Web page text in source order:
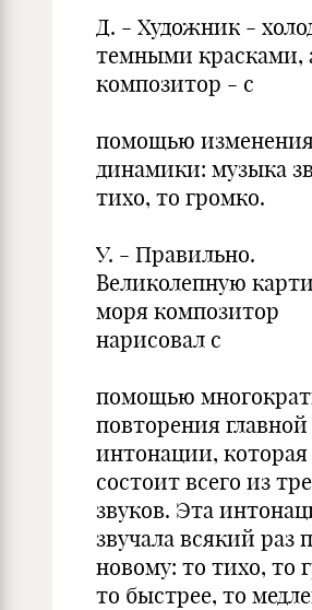
Д. - Художник -
темными красками,
композитор - с
помощью
динамики: музыка
тихо, то громко.
У. - Правильно.
Великолепную
моря композитор
нарисовал с
помощью
повторения главной
интонации, которая
состоит всего из
звуков. Эта
звучала всякий раз
новому: то тихо, то
то быстрее, то